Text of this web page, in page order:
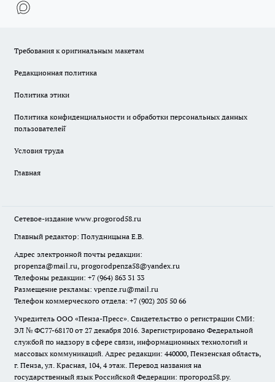
Требования к оригинальным макетам
Редакционная политика
Политика этики
Политика конфиденциальности и обработки персональных данных
пользователей̆
Условия труда
Главная
Сетевое-издание www.progorod58.ru
Главный редактор: Полудницына Е.В.
Адрес электронной почты редакции:
propenza@mail.ru, progorodpenza58@yandex.ru
Телефоны редакции: +7 (964) 863 31 33
Размещение рекламы: vpenze.ru@mail.ru
Телефон коммерческого отдела: +7 (902) 205 50 66
Учредитель ООО «Пенза-Пресс». Свидетельство о регистрации СМИ:
ЭЛ № ФС77-68170 от 27 декабря 2016. Зарегистрировано Федеральной
службой по надзору в сфере связи, информационных технологий и
массовых коммуникаций. Адрес редакции: 440000, Пензенская область,
г. Пенза, ул. Красная, 104, 4 этаж. Перевод названия на
государственный язык Российской Федерации: прогород58.ру.